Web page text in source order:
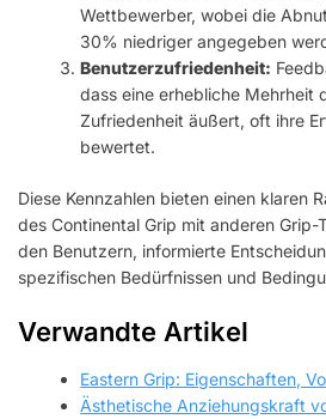
Wettbewerber, wobei die
30% niedriger angegeben
Benutzerzufriedenheit:
dass eine erhebliche Mehrheit
Zufriedenheit äußert, oft ihre
bewertet.
Diese Kennzahlen bieten einen klaren
des Continental Grip mit anderen Grip-
den Benutzern, informierte
spezifischen Bedürfnissen und
Verwandte Artikel
Eastern Grip: Eigenschaften,
Ästhetische Anziehungskraft